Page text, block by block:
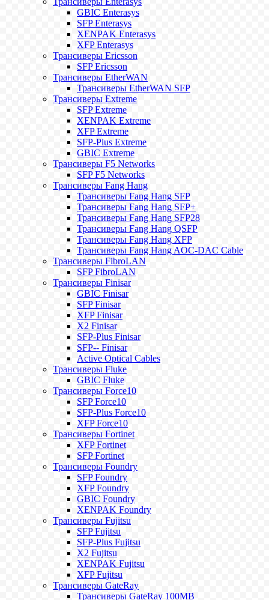
GBIC Enterasys
SFP Enterasys
XENPAK Enterasys
XFP Enterasys
Трансиверы Ericsson
SFP Ericsson
Трансиверы EtherWAN
Трансиверы EtherWAN SFP
Трансиверы Extreme
SFP Extreme
XENPAK Extreme
XFP Extreme
SFP-Plus Extreme
GBIC Extreme
Трансиверы F5 Networks
SFP F5 Networks
Трансиверы Fang Hang
Трансиверы Fang Hang SFP
Трансиверы Fang Hang SFP+
Трансиверы Fang Hang SFP28
Трансиверы Fang Hang QSFP
Трансиверы Fang Hang XFP
Трансиверы Fang Hang AOC-DAC Cable
Трансиверы FibroLAN
SFP FibroLAN
Трансиверы Finisar
GBIC Finisar
SFP Finisar
XFP Finisar
X2 Finisar
SFP-Plus Finisar
SFP-- Finisar
Active Optical Cables
Трансиверы Fluke
GBIC Fluke
Трансиверы Force10
SFP Force10
SFP-Plus Force10
XFP Force10
Трансиверы Fortinet
XFP Fortinet
SFP Fortinet
Трансиверы Foundry
SFP Foundry
XFP Foundry
GBIC Foundry
XENPAK Foundry
Трансиверы Fujitsu
SFP Fujitsu
SFP-Plus Fujitsu
X2 Fujitsu
XENPAK Fujitsu
XFP Fujitsu
Трансиверы GateRay
Трансиверы GateRay 100MB